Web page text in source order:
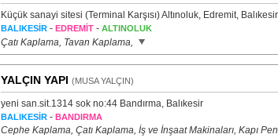
Küçük sanayi sitesi (Terminal Karşısı) Altınoluk, Edremit, Balıkesir
BALIKESİR- EDREMİT- ALTINOLUK
Çatı Kaplama, Tavan Kaplama,
YALÇIN YAPI (MUSA YALÇIN)
yeni san.sit.1314 sok no:44 Bandırma, Balıkesir
BALIKESİR- BANDIRMA
Cephe Kaplama, Çatı Kaplama, İş ve İnşaat Makinaları, Kapı